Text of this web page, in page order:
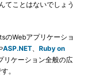
てことはないでしょう
のWebアプリケーショ
ASP.NET
Ruby on
リケーション全般の広
。